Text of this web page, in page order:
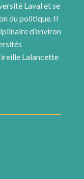
Laval et se
du politique. Il
d’environ
Lalancette